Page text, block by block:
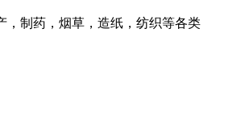
，制药，烟草，造纸，纺织等各类